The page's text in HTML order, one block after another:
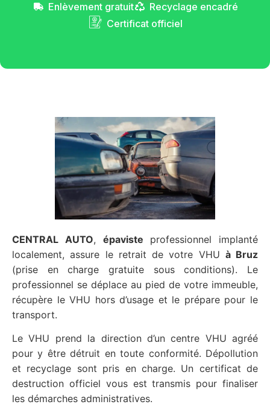
Enlèvement gratuit
Recyclage encadré
Certificat officiel
CENTRAL AUTO, épaviste professionnel implanté
localement, assure le retrait de votre VHU à Bruz
(prise en charge gratuite sous conditions). Le
professionnel se déplace au pied de votre immeuble,
récupère le VHU hors d’usage et le prépare pour le
transport.
Le VHU prend la direction d’un centre VHU agréé
pour y être détruit en toute conformité. Dépollution
et recyclage sont pris en charge. Un certificat de
destruction officiel vous est transmis pour finaliser
les démarches administratives.